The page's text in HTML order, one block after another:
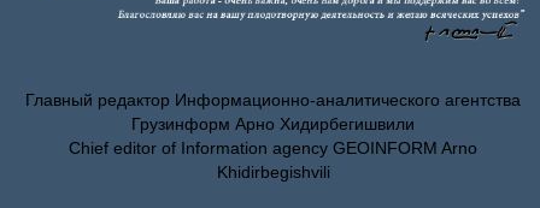
Главный редактор Информационно-аналитического агентства
Грузинформ Арно Хидирбегишвили
Chief editor of Information agency GEOINFORM Arno
Khidirbegishvili